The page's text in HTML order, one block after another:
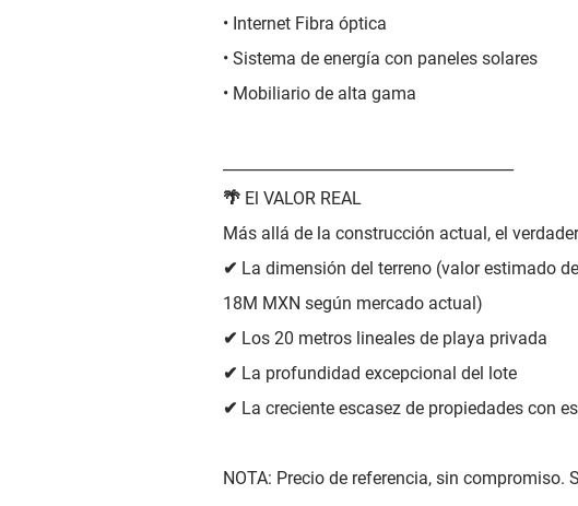
• Internet Fibra óptica
• Sistema de energía con paneles solares
• Mobiliario de alta gama
🌴 El VALOR REAL
Más allá de la construcción actual, el
✔ La dimensión del terreno (valor estimado
18M MXN según mercado actual)
✔ Los 20 metros lineales de playa privada
✔ La profundidad excepcional del lote
✔ La creciente escasez de propiedades con
NOTA: Precio de referencia, sin compromiso.